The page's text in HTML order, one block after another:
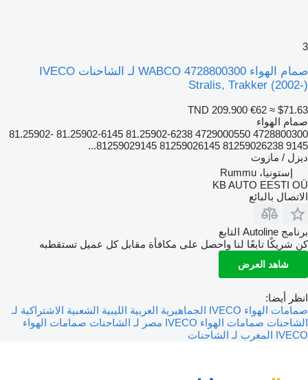
3
صمام الهواء WABCO 4728800300 لـ الشاحنات IVECO
Stralis, Trakker (2002-)
TND 209.900 €62 ≈ $71.63
صمام الهواء
4728800300 4729000550 81.25902-6238 81.25902-6145 81.25902-
9145 81259026238 81259026145 81259029145...
ديزل / مازوت
إستونيا، Rummu
KB AUTO EESTI OÜ
الاتصال بالبائع
برنامج Autoline التابع
كن شريكًا تابعًا لنا واحصل على مكافأة مقابل كل عميل تستقطبه
شاهد العرض
انظر أيضا:
صمامات الهواء IVECO الجماهيرية العربية الليبية الشعبية الاشتراكية لـ
الشاحنات صمامات الهواء IVECO مصر لـ الشاحنات
صمامات الهواء
IVECO المغرب لـ الشاحنات